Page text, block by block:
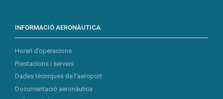
INFORMACIÓ AERONÀUTICA
Horari d’operacions
Prestacions i serveis
Dades tècniques de l’aeroport
Documentació aeronàutica